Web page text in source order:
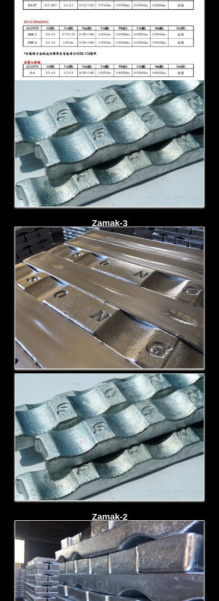
成份標準表
Zamak-3
Zamak-5
Zamak-2